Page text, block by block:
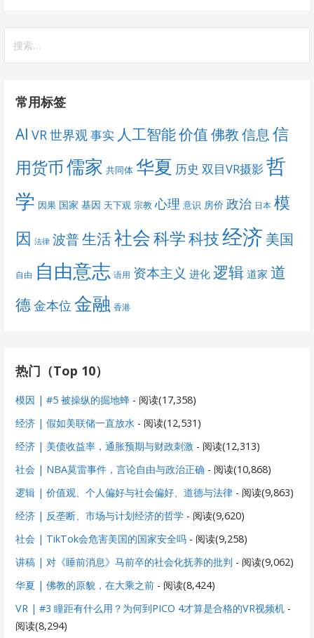
索：
常用标签
AI VR世界观事实 人工智能价值佛教信息信
用货币儒家 共同体 华夏 历史 双目VR摄影 哲
学 因果 国家 基因 天下观 宗教 心理 意识 房价 政治 日本 模
因 法律 波普生活社会科学科技经济 美国
自由 自由意志 语用 资本主义 进化 逻辑 道家 道
德金本位 金融 香港
热门（Top 10）
模因 | #5 被操纵的掘地蜂 - 阅读(17,358)
经济 | 假如美联储一直放水 - 阅读(12,531)
经济 | 美债收益率，通胀预期与财政刺激 - 阅读(12,313)
社会 | NBA莫雷事件，言论自由与政治正确 - 阅读(10,868)
逻辑 | 价值观、个人偏好与社会偏好、道德与法律 - 阅读(9,863)
经济 | 反垄断、市场与计划经济的哲学 - 阅读(9,620)
社会 | TikTok会危害美国的国家安全吗 - 阅读(9,258)
讲稿 | 对《睡前消息》马前卒的社会化抚养的批判 - 阅读(9,062)
华夏 | 佛教的原貌，在大乘之前 - 阅读(8,424)
VR | #3 瞳距有什么用？为何到PICO 4才算是合格的VR视频机 -
阅读(8,294)